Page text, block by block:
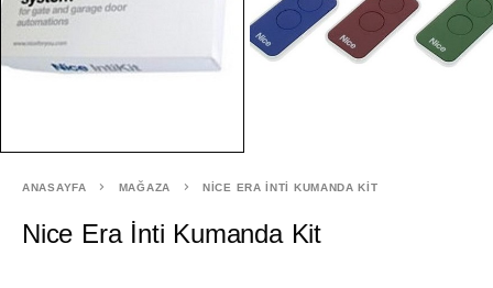
ANASAYFA MAĞAZA NICE ERA İNTI KUMANDA KIT
Nice Era İnti Kumanda Kit